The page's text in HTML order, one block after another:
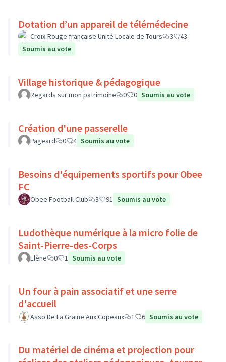
Dotation d’un appareil de télémédecine
Croix-Rouge française Unité Locale de Tours 3
43
Soumis au vote
Village historique & pédagogique
Regards sur mon patrimoine 0 0 Soumis au vote
Création d'une passerelle
Pageard 0 4 Soumis au vote
Besoins d'équipements sportifs pour Obee
FC
Obee Football Club 3 91 Soumis au vote
Ludothèque numérique à la micro folie de
Saint-Pierre-des-Corps
Elène 0 1 Soumis au vote
Un four à pain associatif et une serre
d'accueil
Asso De La Graine Aux Copeaux 1 6 Soumis au vote
Du matériel de cinéma et projection pour